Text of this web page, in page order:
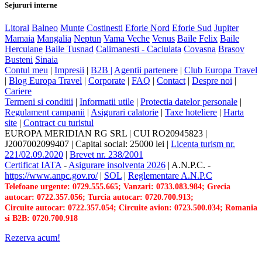
Sejururi interne
Litoral Balneo Munte Costinesti Eforie Nord Eforie Sud Jupiter
Mamaia Mangalia Neptun Vama Veche Venus Baile Felix Baile
Herculane Baile Tusnad Calimanesti - Caciulata Covasna Brasov
Busteni Sinaia
Contul meu
Impresii B2B | Agentii partenere
Club Europa Travel
Blog Europa Travel Corporate FAQ Contact| Despre noi
Cariere
Termeni si conditii
Informatii utile Protectia datelor personale
Regulament campanii Asigurari calatorie Taxe hoteliere
Harta
site
Contract cu turistul
EUROPA MERIDIAN RG SRL
CUI RO20945823
J2007002099407
Capital social: 25000 lei
Licenta turism nr.
221/02.09.2020
Brevet nr. 238/2001
Certificat IATA-Asigurare insolventa 2026 A.N.P.C. -
https://www.anpc.gov.ro/| SOL Reglementare A.N.P.C
Telefoane urgente: 0729.555.665; Vanzari: 0733.083.984; Grecia
autocar: 0722.357.056; Turcia autocar: 0720.700.913;
Circuite autocar: 0722.357.054; Circuite avion: 0723.500.034; Romania
si B2B: 0720.700.918
Rezerva acum!